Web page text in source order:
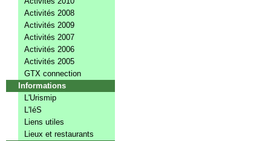
Activités 2008
Activités 2009
Activités 2007
Activités 2006
Activités 2005
GTX connection
Informations
L'Urismip
L'IéS
Liens utiles
Lieux et restaurants